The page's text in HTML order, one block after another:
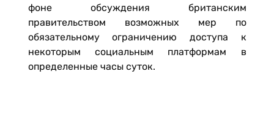
фоне обсуждения британским
правительством возможных мер по
обязательному ограничению доступа к
некоторым социальным платформам в
определенные часы суток.